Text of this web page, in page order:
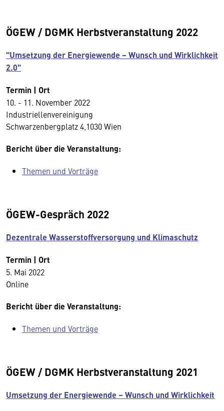
ÖGEW / DGMK Herbstveranstaltung 2022
"Umsetzung der Energiewende – Wunsch und Wirklichkeit
2.0"
Termin | Ort
10. - 11. November 2022
Industriellenvereinigung
Schwarzenbergplatz 4,1030 Wien
Bericht über die Veranstaltung:
Themen und Vorträge
ÖGEW-Gespräch 2022
Dezentrale Wasserstoffversorgung und Klimaschutz
Termin | Ort
5. Mai 2022
Online
Bericht über die Veranstaltung:
Themen und Vorträge
ÖGEW / DGMK Herbstveranstaltung 2021
Umsetzung der Energiewende – Wunsch und Wirklichkeit